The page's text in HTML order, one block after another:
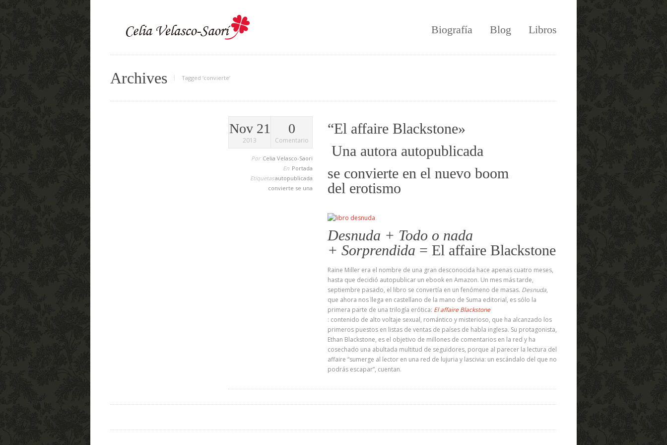
Biografía Blog Libros
Archives Tagged ‘convierte‘
Nov 21
2013
0
Comentario
Por Celia Velasco-Saori
En Portada
Etiquetasautopublicada
convierte se una
“El affaire Blackstone»
Una autora autopublicada
se convierte en el nuevo boom
del erotismo
Desnuda + Todo o nada
+ Sorprendida = El affaire Blackstone
Raine Miller era el nombre de una gran desconocida hace apenas cuatro meses,
hasta que decidió autopublicar un ebook en Amazon. Un mes más tarde,
septiembre pasado, el libro se convertía en un fenómeno de masas. Desnuda,
que ahora nos llega en castellano de la mano de Suma editorial, es sólo la
primera parte de una trilogía erótica: El affaire Blackstone
: contenido de alto voltaje sexual, romántico y misterioso, que ha alcanzado los
primeros puestos en listas de ventas de países de habla inglesa. Su protagonista,
Ethan Blackstone, es el objetivo de millones de comentarios en la red y ha
cosechado una abultada multitud de seguidores, porque al parecer la lectura del
affaire “sumerge al lector en una red de lujuria y lascivia: un escándalo del que no
podrás escapar”, cuentan.